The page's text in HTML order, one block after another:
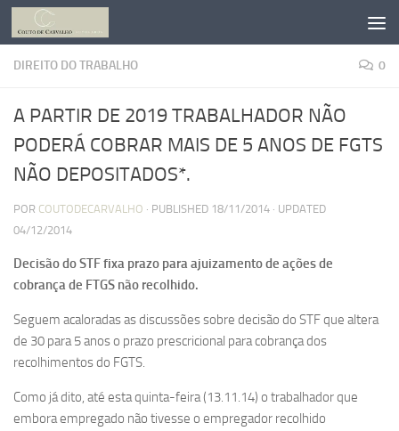
Skip to content
DIREITO DO TRABALHO 0
A PARTIR DE 2019 TRABALHADOR NÃO
PODERÁ COBRAR MAIS DE 5 ANOS DE FGTS
NÃO DEPOSITADOS*.
POR COUTODECARVALHO · PUBLISHED 18/11/2014 · UPDATED
04/12/2014
Decisão do STF fixa prazo para ajuizamento de ações de
cobrança de FTGS não recolhido.
Seguem acaloradas as discussões sobre decisão do STF que altera
de 30 para 5 anos o prazo prescricional para cobrança dos
recolhimentos do FGTS.
Como já dito, até esta quinta-feira (13.11.14) o trabalhador que
embora empregado não tivesse o empregador recolhido